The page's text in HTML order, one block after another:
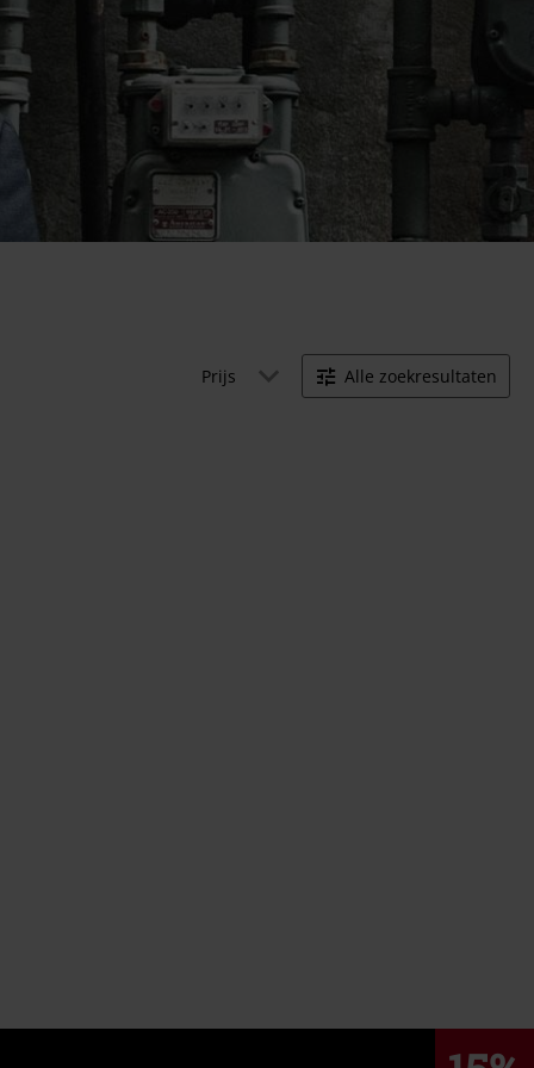
Prijs Alle zoekresultaten